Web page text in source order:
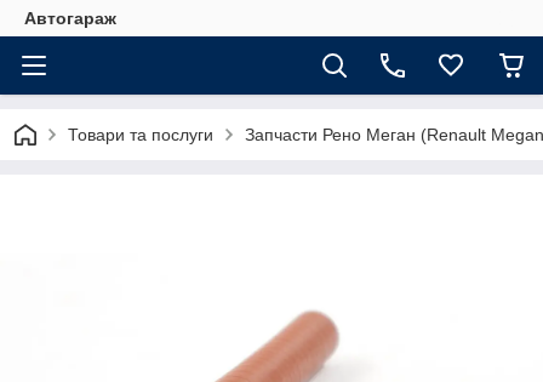
Автогараж
Товари та послуги Запчасти Рено Меган (Renault